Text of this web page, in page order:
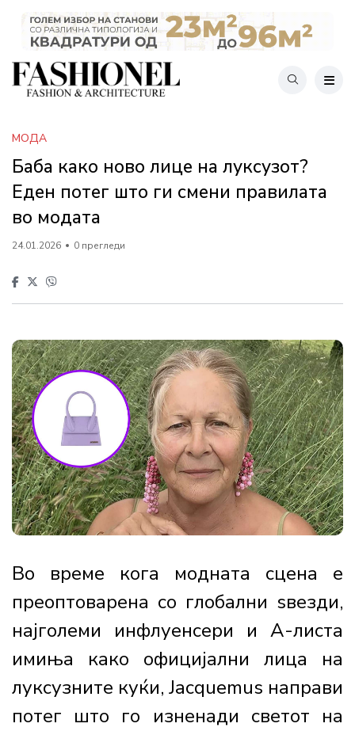
МОДА
Баба како ново лице на луксузот?
Еден потег што ги смени правилата
во модата
24.01.2026 0 прегледи
Во време кога модната сцена е
преоптоварена со глобални ѕвезди,
најголеми инфлуенсери и A-листа
имиња како официјални лица на
луксузните куќи, Jacquemus направи
потег што го изненади светот на